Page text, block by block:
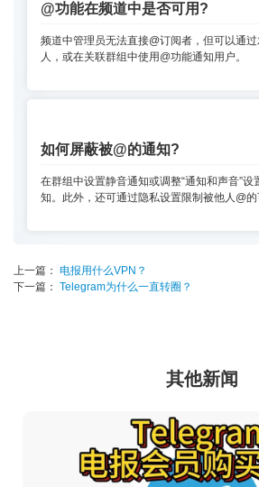
@功能在频道中是否可用?
频道中管理员无法直接@订阅者，但可以通
人，或在关联群组中使用@功能通知用户。
如何屏蔽被@的通知?
在群组中设置静音通知或调整“通知和声音”设
知。此外，还可通过隐私设置限制被他人@的
上一篇： 电报用什么VPN？
下一篇： Telegram为什么一直转圈？
其他新闻